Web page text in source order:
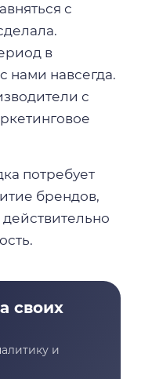
с
в
нами навсегда.
с
потребует
брендов,
действительно